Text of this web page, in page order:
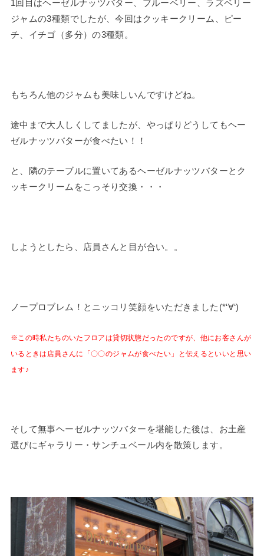
1回目はヘーゼルナッツバター、ブルーベリー、ラズベリー
ジャムの3種類でしたが、今回はクッキークリーム、ピー
チ、イチゴ（多分）の3種類。
もちろん他のジャムも美味しいんですけどね。
途中まで大人しくしてましたが、やっぱりどうしてもヘー
ゼルナッツバターが食べたい！！
と、隣のテーブルに置いてあるヘーゼルナッツバターとク
ッキークリームをこっそり交換・・・
しようとしたら、店員さんと目が合い。。
ノープロブレム！とニッコリ笑顔をいただきました(*‘∀‘)
※この時私たちのいたフロアは貸切状態だったのですが、他にお客さんが
いるときは店員さんに「〇〇のジャムが食べたい」と伝えるといいと思い
ます♪
そして無事ヘーゼルナッツバターを堪能した後は、お土産
選びにギャラリー・サンチュベール内を散策します。